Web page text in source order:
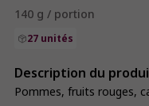
140 g / portion
27 unités
Description du
Pommes, fruits rouges,